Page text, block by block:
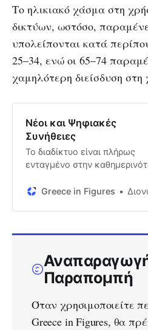
Το ηλικιακό χάσμα στη
δικτύων, ωστόσο,
υπολείπονται κατά
25–34, ενώ οι 65–74
χαμηλότερη διείσδυση
Νέοι και Ψηφιακές
Συνήθειες
Το διαδίκτυο είναι πλήρως
ενταγμένο στην
η καθημερινή χρήση του
Greece in Figures Διονύσης
Παραπομπή
Όταν χρησιμοποιείτε
Greece in Figures, θα